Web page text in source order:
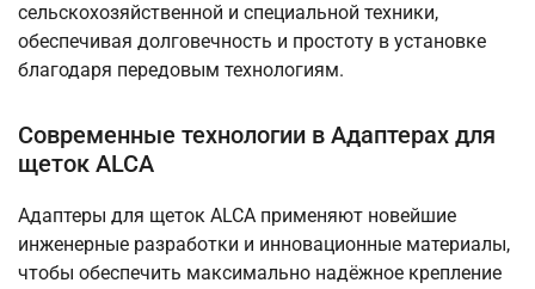
сельскохозяйственной и специальной техники,
обеспечивая долговечность и простоту в установке
благодаря передовым технологиям.
Современные технологии в Адаптерах для
щеток ALCA
Адаптеры для щеток ALCA применяют новейшие
инженерные разработки и инновационные материалы,
чтобы обеспечить максимально надёжное крепление